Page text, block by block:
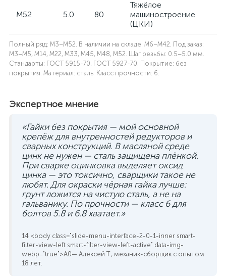
M52 5.0 80
Тяжёлое
машиностроение
(ЦКИ)
Полный ряд: M3–M52. В наличии на складе: M6–M42. Под заказ:
M3–M5, M14, M22, M33, M45, M48, M52. Шаг резьбы: 0.5–5.0 мм.
Стандарты: ГОСТ 5915-70, ГОСТ 5927-70. Покрытие: без
покрытия. Материал: сталь. Класс прочности: 6.
Экспертное мнение
«Гайки без покрытия — мой основной
крепёж для внутренностей редукторов и
сварных конструкций. В масляной среде
цинк не нужен — сталь защищена плёнкой.
При сварке оцинковка выделяет оксид
цинка — это токсично, сварщики такое не
любят. Для окраски чёрная гайка лучше:
грунт ложится на чистую сталь, а не на
гальванику. По прочности — класс 6 для
болтов 5.8 и 6.8 хватает.»
— Алексей Т., механик-сборщик с опытом
18 лет.